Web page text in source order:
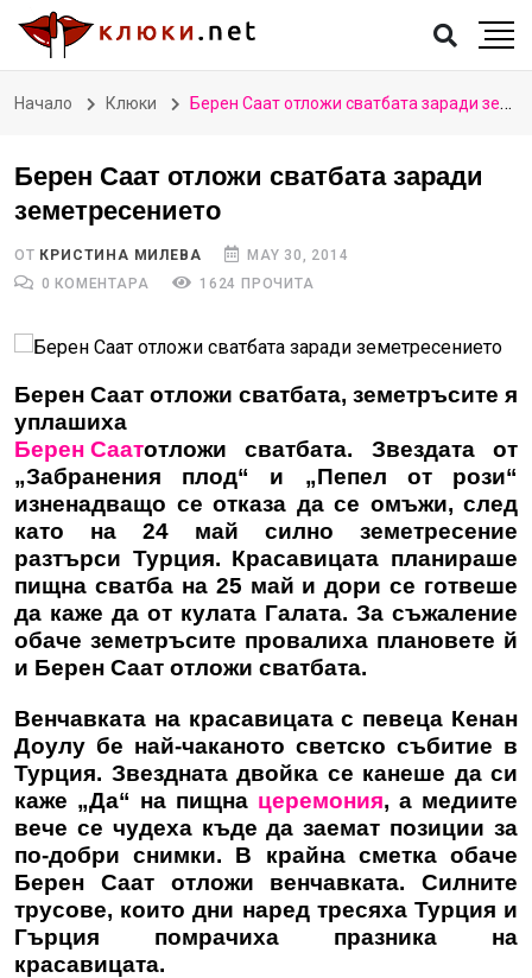
Начало Клюки Берен Саат отложи сватбата заради земетресението
Берен Саат отложи сватбата заради
земетресението
ОТ КРИСТИНА МИЛЕВА
MAY 30, 2014
0 КОМЕНТАРА
1624 ПРОЧИТА
Берен Саат отложи сватбата, земетръсите я
уплашиха
Берен Саатотложи сватбата. Звездата от
„Забранения плод“ и „Пепел от рози“
изненадващо се отказа да се омъжи, след
като на 24 май силно земетресение
разтърси Турция. Красавицата планираше
пищна сватба на 25 май и дори се готвеше
да каже да от кулата Галата. За съжаление
обаче земетръсите провалиха плановете й
и Берен Саат отложи сватбата.
Венчавката на красавицата с певеца Кенан
Доулу бе най-чаканото светско събитие в
Турция. Звездната двойка се канеше да си
каже „Да“ на пищна церемония, а медиите
вече се чудеха къде да заемат позиции за
по-добри снимки. В крайна сметка обаче
Берен Саатотложи венчавката. Силните
трусове, които дни наред тресяха Турция и
Гърция помрачиха празника на
красавицата.